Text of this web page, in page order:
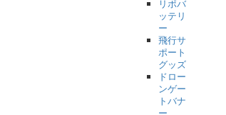
リポバ
ッテリ
ー
飛行サ
ポート
グッズ
ドロー
ンゲー
トバナ